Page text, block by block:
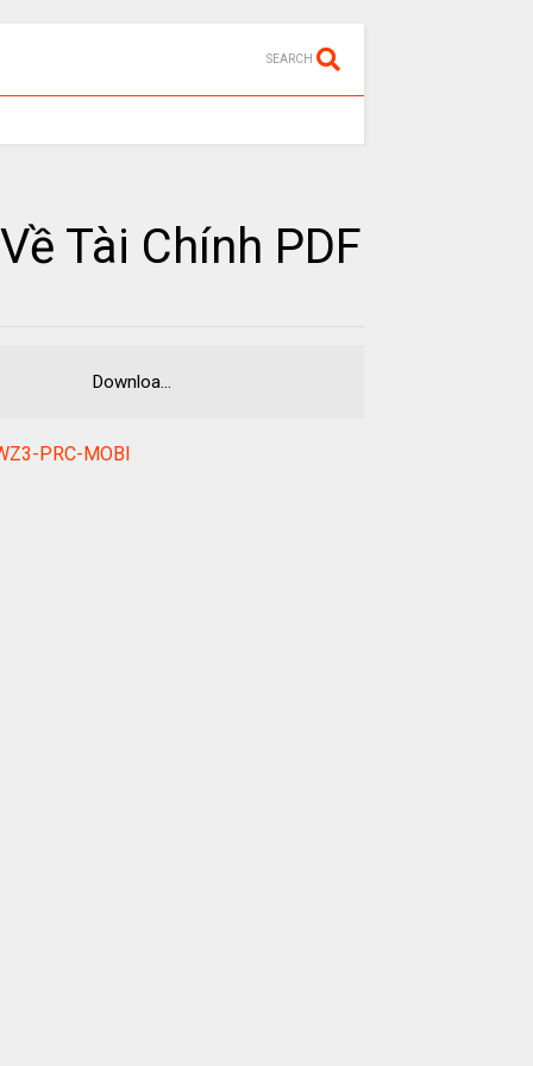
SEARCH
Tài Chính PDF
EPUB Downloa...
PRC-MOBI